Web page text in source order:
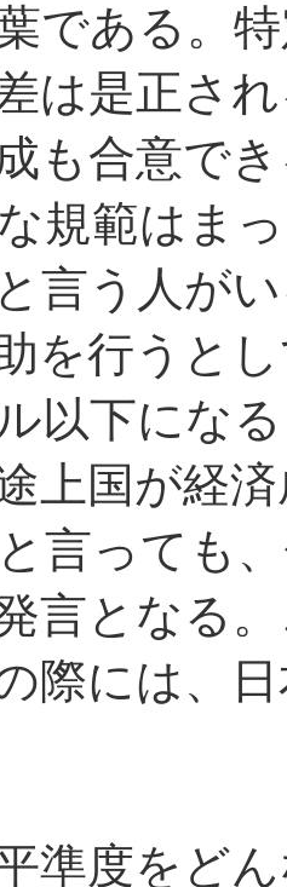
である。
は是正さ
も合意で
規範はま
言う人が
を行うと
以下にな
上国が経
言っても
言となる
際には、
準度をど